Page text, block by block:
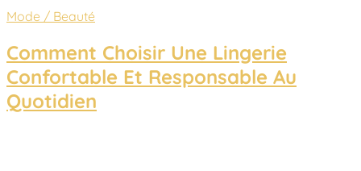
Mode / Beauté
Comment Choisir Une Lingerie
Confortable Et Responsable Au
Quotidien